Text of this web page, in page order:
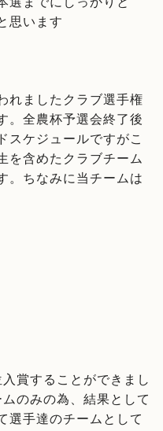
思います
れましたクラブ選手権
。全農杯予選会終了後
スケジュールですがこ
を含めたクラブチーム
。ちなみに当チームは
賞することができまし
のみの為、結果として
選手達のチームとして